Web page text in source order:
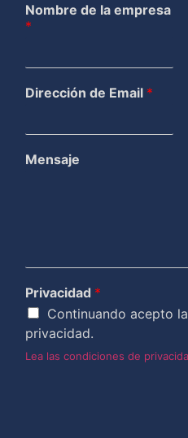
Nombre de la empresa
*
Dirección de Email *
Mensaje
Privacidad *
Continuando acepto
privacidad.
Lea las condiciones de